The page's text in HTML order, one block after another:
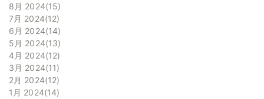
8月 2024 15
7月 2024 12
6月 2024 14
5月 2024 13
4月 2024 12
3月 2024 11
2月 2024 12
1月 2024 14